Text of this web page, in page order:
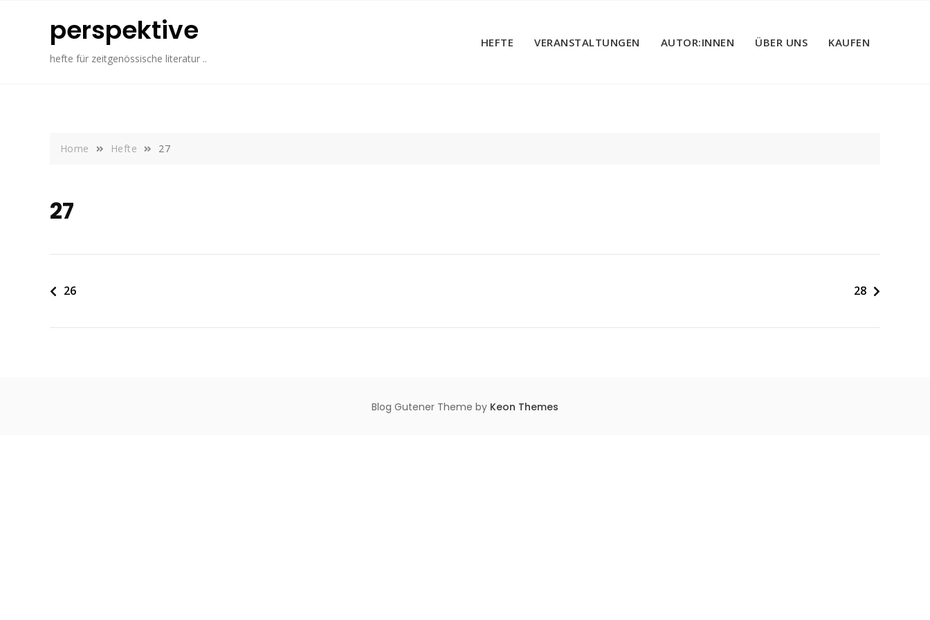
perspektive
hefte für zeitgenössische literatur ..
HEFTE VERANSTALTUNGEN AUTOR:INNEN ÜBER UNS KAUFEN
Home Hefte 27
27
Beitragsnavigation
26 28
Blog Gutener Theme by Keon Themes